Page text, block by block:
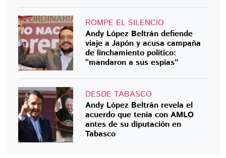
ROMPE EL SILENCIO
Andy López Beltrán defiende
viaje a Japón y acusa campaña
de linchamiento político:
“mandaron a sus espías”
DESDE TABASCO
Andy López Beltrán revela el
acuerdo que tenía con AMLO
antes de su diputación en
Tabasco